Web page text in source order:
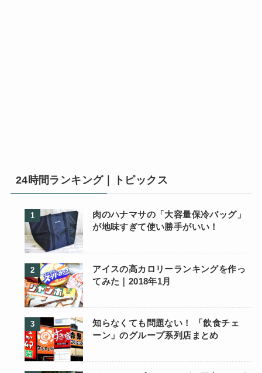
24時間ランキング｜トピックス
肉のハナマサの「大容量保冷バッグ」
が地味すぎて使い勝手がいい！
アイスの高カロリーランキングを作っ
てみた｜2018年1月
知らなくても問題ない！ 「飲食チェ
ーン」のグループ系列店まとめ